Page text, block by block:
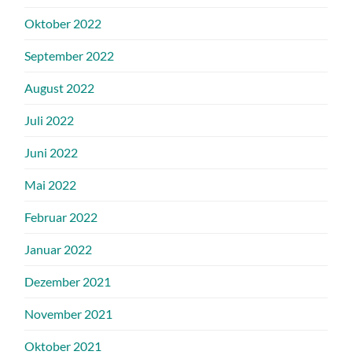
Oktober 2022
September 2022
August 2022
Juli 2022
Juni 2022
Mai 2022
Februar 2022
Januar 2022
Dezember 2021
November 2021
Oktober 2021